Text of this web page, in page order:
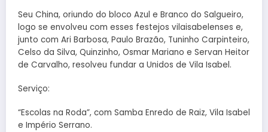
Seu China, oriundo do bloco Azul e Branco do Salgueiro,
logo se envolveu com esses festejos vilaisabelenses e,
junto com Ari Barbosa, Paulo Brazão, Tuninho Carpinteiro,
Celso da Silva, Quinzinho, Osmar Mariano e Servan Heitor
de Carvalho, resolveu fundar a Unidos de Vila Isabel.
Serviço:
“Escolas na Roda”, com Samba Enredo de Raiz, Vila Isabel
e Império Serrano.